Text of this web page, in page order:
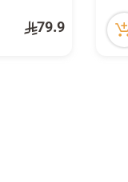
6 مشاهدة مؤخراً
79.9